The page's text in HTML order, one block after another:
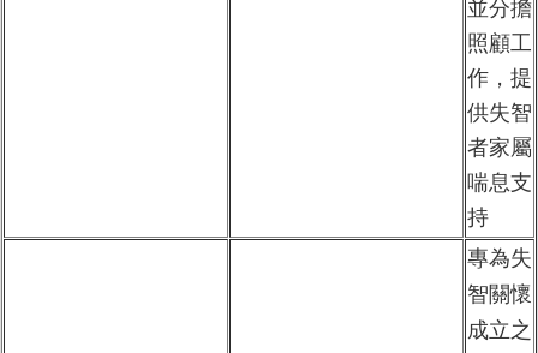
並分擔
照顧工
作，提
供失智
者家屬
喘息支
持
專為失
智關懷
成立之